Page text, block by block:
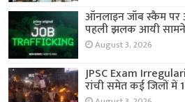
ऑनलाइन जॉब स्कैम पर
पहली झलक आयी सामने
August 3, 2026
JPSC Exam
रांची समेत कई जिलों में